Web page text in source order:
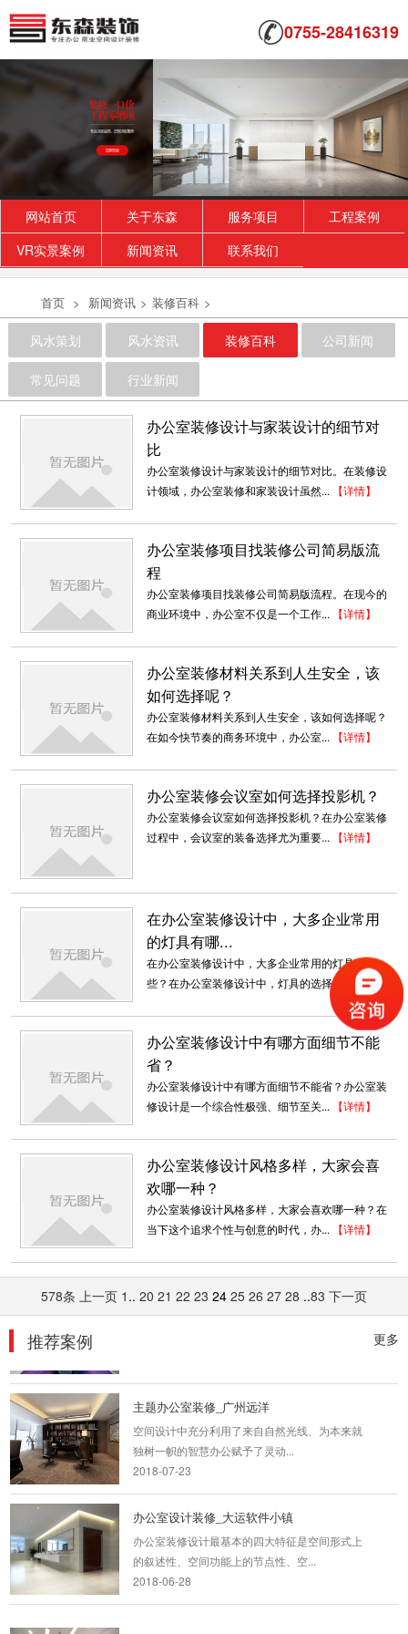
0755-28416319
网站首页 关于东森 服务项目
工程案例
VR实景案例
新闻资讯 联系我们
首页 > 新闻资讯 > 装修百科 >
风水策划 风水资讯 装修百科 公司新闻
常见问题 行业新闻
办公室装修设计与家装设计的细节对
比
办公室装修设计与家装设计的细节对比。在装修设
计领域，办公室装修和家装设计虽然... 【详情】
办公室装修项目找装修公司简易版流
程
办公室装修项目找装修公司简易版流程。在现今的
商业环境中，办公室不仅是一个工作... 【详情】
办公室装修材料关系到人生安全，该
如何选择呢？
办公室装修材料关系到人生安全，该如何选择呢？
在如今快节奏的商务环境中，办公室... 【详情】
办公室装修会议室如何选择投影机？
办公室装修会议室如何选择投影机？在办公室装修
过程中，会议室的装备选择尤为重要... 【详情】
在办公室装修设计中，大多企业常用
的灯具有哪...
在办公室装修设计中，大多企业常用的灯具有哪
些？在办公室装修设计中，灯具的选择...
【详情】
办公室装修设计中有哪方面细节不能
省？
办公室装修设计中有哪方面细节不能省？办公室装
修设计是一个综合性极强、细节至关... 【详情】
办公室装修设计风格多样，大家会喜
欢哪一种？
办公室装修设计风格多样，大家会喜欢哪一种？在
当下这个追求个性与创意的时代，办... 【详情】
578条 上一页 1 .. 20 21 22 23 24 25 26 27 28 ..83 下一页
更多
推荐案例
专业办公室装修_华芯通
2018-07-23
复式装修设计_文化公司办公室
中式格局的开阔和借景之妙是设计的难点。因此
深圳厂房办公室装修
深圳东森装饰公司是一家专业承接深圳厂房装修
的装饰公司。我们有多年的深圳厂房...
2018-07-30
全景落地窗办公楼装修范例
黑色的窗户边框能够将整个客厅的气氛衬托得更
加有艺术感并且美观，而且许多...
跨境电商办公室装修
本案从空毛胚阶段便开始筹划，全面性的讨论与
主题办公室装修_广州远洋
空间设计中充分利用了来自自然光线、为本来就
独树一帜的智慧办公赋予了灵动...
2018-07-23
办公室设计装修_大运软件小镇
办公室装修设计最基本的四大特征是空间形式上
的叙述性、空间功能上的节点性、空...
2018-06-28